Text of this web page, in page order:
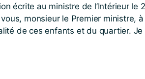
écrite au ministre de l’Intérieur le
monsieur le Premier ministre,
de ces enfants et du quartier.